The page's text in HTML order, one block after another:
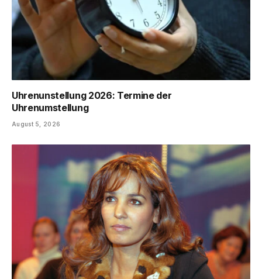
Uhrenunstellung 2026: Termine der
Uhrenumstellung
August 5, 2026